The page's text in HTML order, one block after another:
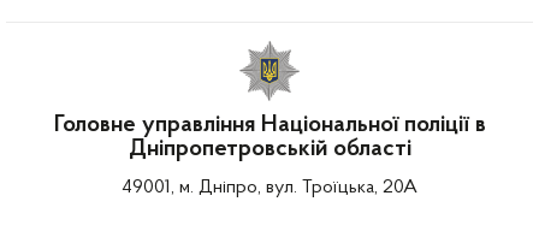
Головне управління Національної поліції в
Дніпропетровській області
49001, м. Дніпро, вул. Троїцька, 20А